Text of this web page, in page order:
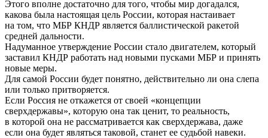
Этого вполне достаточно для того, чтобы мир догадался,
какова была настоящая цель России, которая настаивает
на том, что МБР КНДР является баллистической ракетой
средней дальности.
Надуманное утверждение России стало двигателем, который
заставил КНДР работать над новыми пусками МБР и принять
новые меры.
Для самой России будет понятно, действительно ли она слепа
или только притворяется.
Если Россия не откажется от своей «концепции
сверхдержавы», которую она так ценит, то реальность,
в которой она не рассматривается как сверхдержава, даже
если она будет являться таковой, станет ее судьбой навеки.